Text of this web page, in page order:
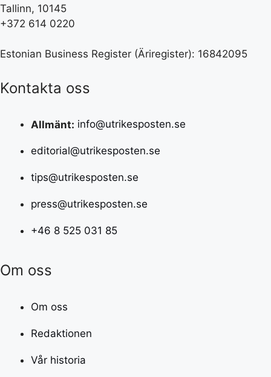
Tallinn, 10145
+372 614 0220
Estonian Business Register (Äriregister): 16842095
Kontakta oss
Allmänt: info@utrikesposten.se
editorial@utrikesposten.se
tips@utrikesposten.se
press@utrikesposten.se
+46 8 525 031 85
Om oss
Om oss
Redaktionen
Vår historia